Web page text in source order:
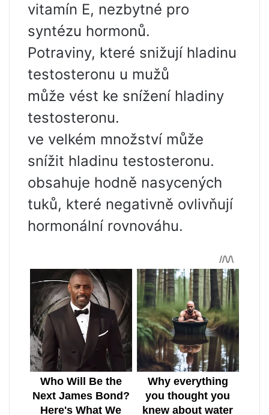
vitamín E, nezbytné pro
syntézu hormonů.
Potraviny, které snižují hladinu
testosteronu u mužů
může vést ke snížení hladiny
testosteronu.
ve velkém množství může
snížit hladinu testosteronu.
obsahuje hodně nasycených
tuků, které negativně ovlivňují
hormonální rovnováhu.